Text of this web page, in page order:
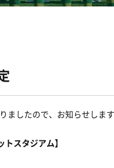
したので、お知らせします
スタジアム】